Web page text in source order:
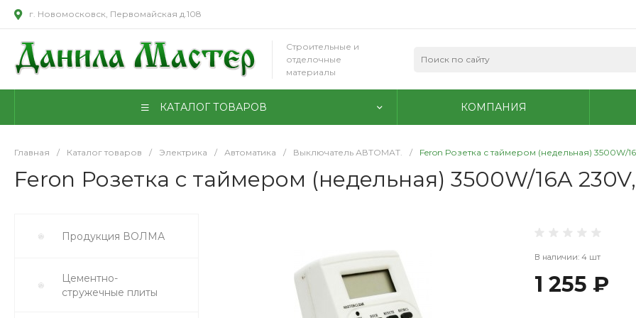
г. Новомосковск, Первомайская д.108
Строительные и
отделочные
материалы
КАТАЛОГ ТОВАРОВ КОМПАНИЯ
Главная / Каталог товаров / Электрика / Автоматика / Выключатель АВТОМАТ. / Feron Розетка с таймером (недельная) 3500W/
Feron Розетка с таймером (недельная) 3500W/16A
Продукция ВОЛМА
Цементно-
стружечные плиты
В наличии: 4 шт
1 255 ₽